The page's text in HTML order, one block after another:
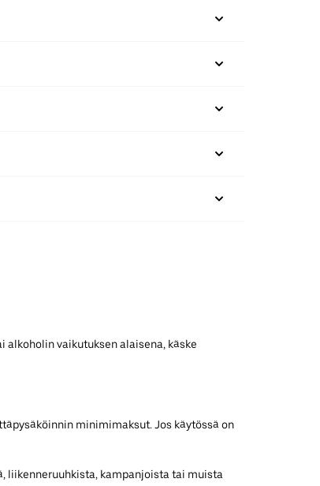
vaikutuksen alaisena, käske
minimimaksut. Jos käytössä on
liikenneruuhkista, kampanjoista tai muista